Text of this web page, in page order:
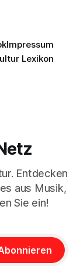
Impressum
Lexikon
Entdecken
aus Musik,
Sie ein!